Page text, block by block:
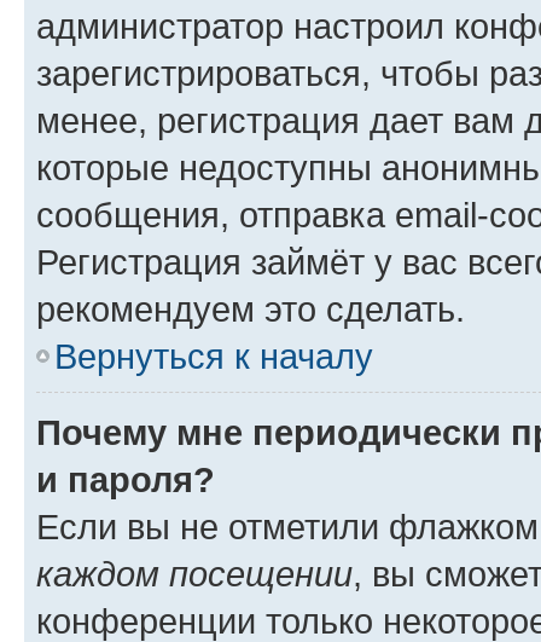
администратор настроил
зарегистрироваться, чтобы
менее, регистрация дает вам
которые недоступны
сообщения, отправка email-
Регистрация займёт у вас
рекомендуем это сделать.
Вернуться к началу
Почему мне периодически
и пароля?
Если вы не отметили
каждом посещении, вы
конференции только